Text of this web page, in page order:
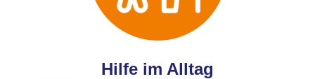
Hilfe im Alltag